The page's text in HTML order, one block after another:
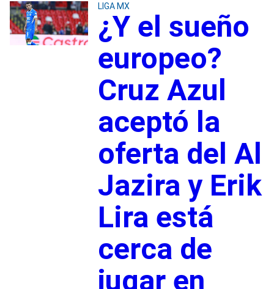
LIGA MX
¿Y el sueño
europeo?
Cruz Azul
aceptó la
oferta del Al
Jazira y Erik
Lira está
cerca de
jugar en